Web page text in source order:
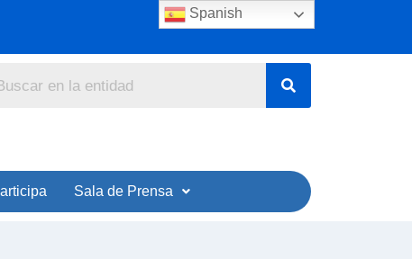
Sala de Prensa
Spanish